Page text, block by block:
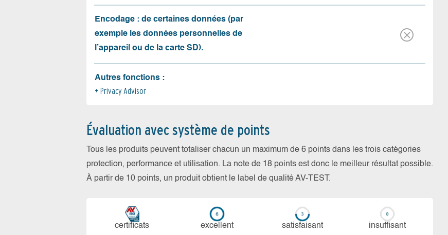
Encodage : de certaines données (par
exemple les données personnelles de
l’appareil ou de la carte SD).
Autres fonctions :
Privacy Advisor
Évaluation avec système de points
Tous les produits peuvent totaliser chacun un maximum de 6 points dans les trois catégories
protection, performance et utilisation. La note de 18 points est donc le meilleur résultat possible.
À partir de 10 points, un produit obtient le label de qualité AV-TEST.
certi­ficats ex­cellent sa­tis­fai­sant in­suf­fi­sant